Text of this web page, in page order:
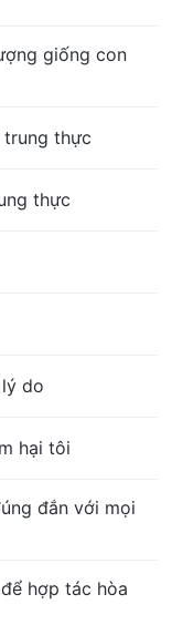
giống con
trung thực
thực
do
hại tôi
đắn với mọi
hợp tác hòa